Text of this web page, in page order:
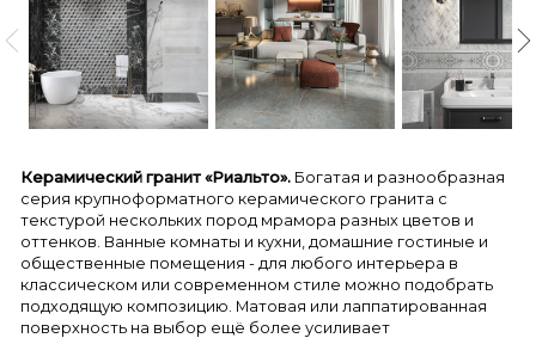
Керамический гранит «Риальто». Богатая и разнообразная
серия крупноформатного керамического гранита с
текстурой нескольких пород мрамора разных цветов и
оттенков. Ванные комнаты и кухни, домашние гостиные и
общественные помещения - для любого интерьера в
классическом или современном стиле можно подобрать
подходящую композицию. Матовая или лаппатированная
поверхность на выбор ещё более усиливает